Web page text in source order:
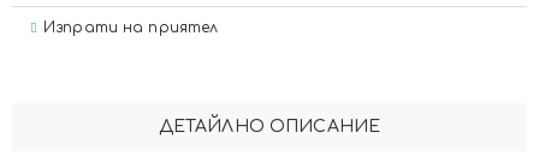
Изпрати на приятел
ДЕТАЙЛНО ОПИСАНИЕ